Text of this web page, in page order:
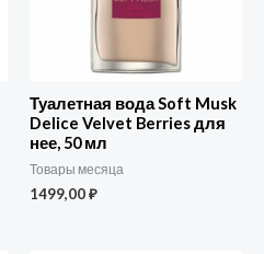
Туалетная вода Soft Musk
Delice Velvet Berries для
нее, 50 мл
Товары месяца
1499,00₽